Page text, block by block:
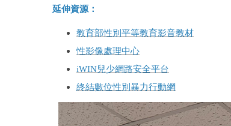
延伸資源：
教育部性別平等教育影音教材
性影像處理中心
iWIN兒少網路安全平台
終結數位性別暴力行動網